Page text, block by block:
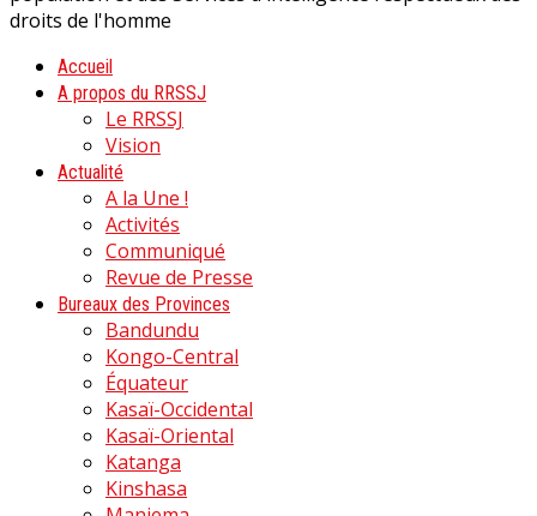
droits de l'homme
Accueil
A propos du RRSSJ
Le RRSSJ
Vision
Actualité
A la Une !
Activités
Communiqué
Revue de Presse
Bureaux des Provinces
Bandundu
Kongo-Central
Équateur
Kasaï-Occidental
Kasaï-Oriental
Katanga
Kinshasa